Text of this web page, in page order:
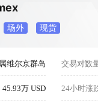
场外 现货
维尔京群岛
45.93万 USD
交易对数
24小时涨